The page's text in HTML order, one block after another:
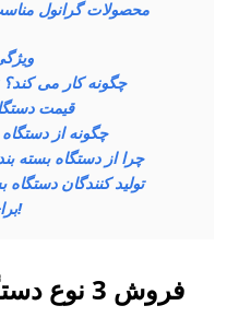
محصولات گرانول
دستگاه بسته بندی گرانول Shuliy چگونه کار می کند؟
قیمت
چگونه از
چرا از دستگاه بسته
تولید کنندگان
برای بهترین قیمت با ما تماس بگیرید!
فروش 3